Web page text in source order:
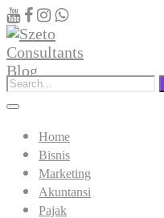
Home
Bisnis
Marketing
Akuntansi
Pajak